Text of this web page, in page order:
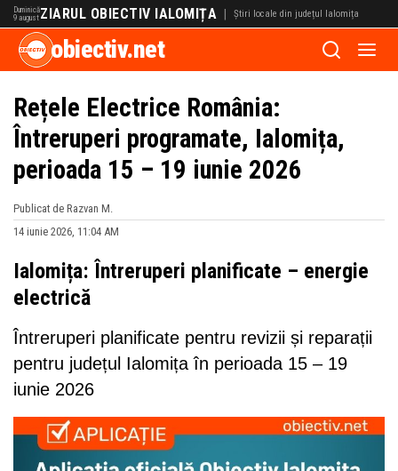
Duminică
9 august ZIARUL OBIECTIV IALOMIȚA | Știri locale din județul Ialomița
obiectiv.net
Rețele Electrice România:
Întreruperi programate, Ialomița,
perioada 15 – 19 iunie 2026
Publicat de Razvan M.
14 iunie 2026, 11:04 AM
Ialomița: Întreruperi planificate – energie
electrică
Întreruperi planificate pentru revizii și reparații
pentru județul Ialomița în perioada 15 – 19
iunie 2026